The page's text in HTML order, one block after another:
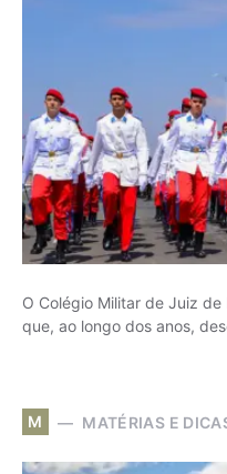
O Colégio Militar de Juiz
que, ao longo dos anos,
M MATÉRIAS E